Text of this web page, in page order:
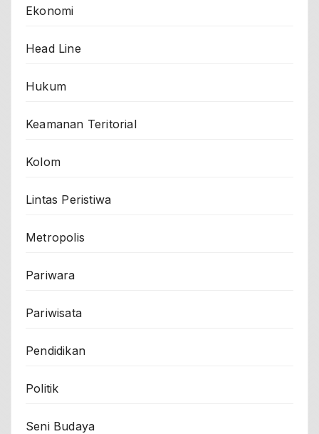
Ekonomi
Head Line
Hukum
Keamanan Teritorial
Kolom
Lintas Peristiwa
Metropolis
Pariwara
Pariwisata
Pendidikan
Politik
Seni Budaya